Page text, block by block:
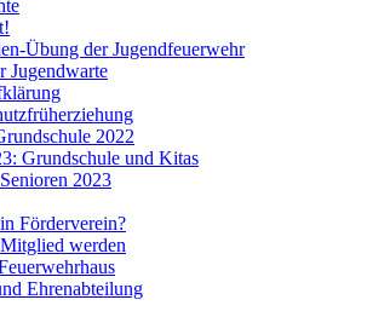
Übung der Jugendfeuerwehr
Jugendwarte
2022
Grundschule und Kitas
2023
Förderverein?
werden
Ehrenabteilung